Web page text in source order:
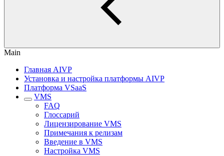
Main
Главная AIVP
Установка и настройка платформы AIVP
Платформа VSaaS
VMS
FAQ
Глоссарий
Лицензирование VMS
Примечания к релизам
Введение в VMS
Настройка VMS